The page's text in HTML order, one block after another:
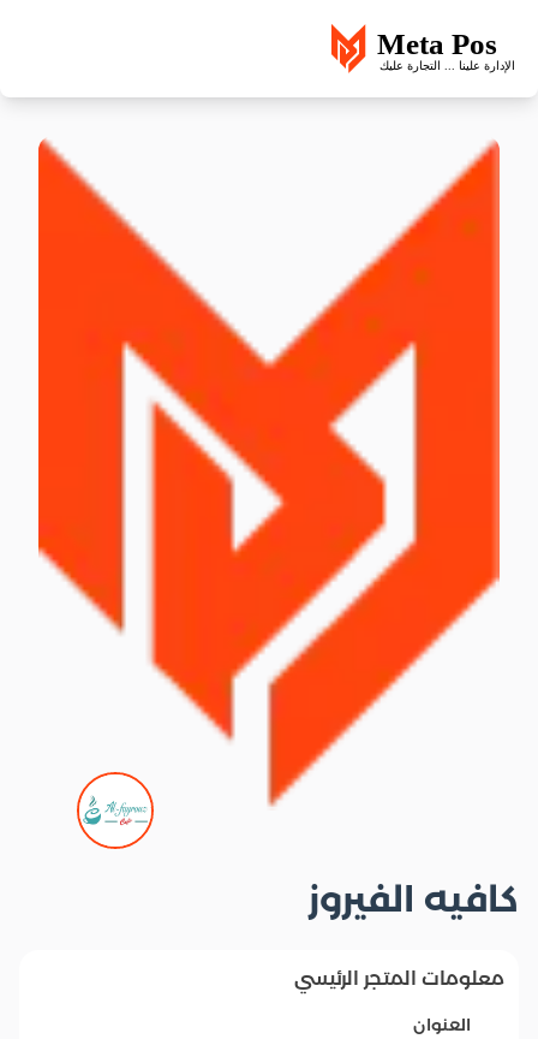
كافيه الفيروز
معلومات المتجر الرئيسي
العنوان